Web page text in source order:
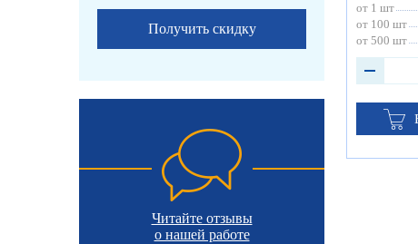
Получить скидку
Читайте отзывы
о нашей работе
от 1 шт
от 100 шт
от 500 шт